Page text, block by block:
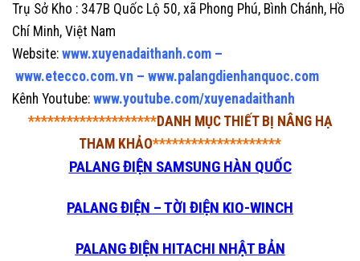
Trụ Sở Kho : 347B Quốc Lộ 50, xã Phong Phú, Bình Chánh, Hồ
Chí Minh, Việt Nam
Website: www.xuyenadaithanh.com –
www.etecco.com.vn – www.palangdienhanquoc.com
Kênh Youtube: www.youtube.com/xuyenadaithanh
********************DANH MỤC THIẾT BỊ NÂNG HẠ
THAM KHẢO********************
PALANG ĐIỆN SAMSUNG HÀN QUỐC
PALANG ĐIỆN – TỜI ĐIỆN KIO-WINCH
PALANG ĐIỆN HITACHI NHẬT BẢN